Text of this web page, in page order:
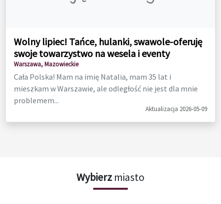
Wolny lipiec! Tańce, hulanki, swawole-oferuję
swoje towarzystwo na wesela i eventy
Warszawa, Mazowieckie
Cała Polska! Mam na imię Natalia, mam 35 lat i
mieszkam w Warszawie, ale odległość nie jest dla mnie
problemem...
Aktualizacja 2026-05-09
Wybierz miasto